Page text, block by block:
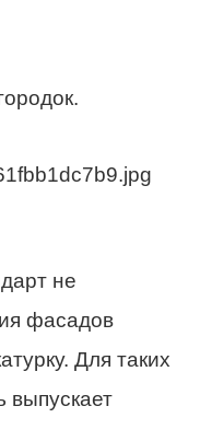
не
фасадов
Для таких
выпускает